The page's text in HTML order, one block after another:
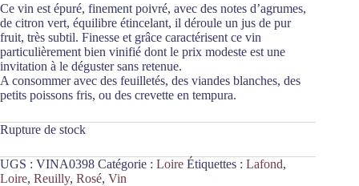
Ce vin est épuré, finement poivré, avec des notes d’agrumes,
de citron vert, équilibre étincelant, il déroule un jus de pur
fruit, très subtil. Finesse et grâce caractérisent ce vin
particulièrement bien vinifié dont le prix modeste est une
invitation à le déguster sans retenue.
A consommer avec des feuilletés, des viandes blanches, des
petits poissons fris, ou des crevette en tempura.
Rupture de stock
UGS : VINA0398 Catégorie : Loire Étiquettes : Lafond,
Loire, Reuilly, Rosé, Vin